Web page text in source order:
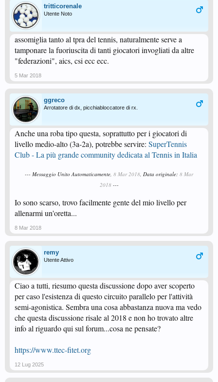
tritticorenale
Utente Noto
assomiglia tanto al tpra del tennis, naturalmente serve a
tamponare la fuoriuscita di tanti giocatori invogliati da altre
"federazioni", aics, csi ecc ecc.
5 Mar 2018
ggreco
Arrotatore di dx, picchiabloccatore di rx.
Anche una roba tipo questa, soprattutto per i giocatori di
livello medio-alto (3a-2a), potrebbe servire: SuperTennis
Club - La più grande community dedicata al Tennis in Italia
--- Messaggio Unito Automaticamente, 8 Mar 2018, Data originale: 8 Mar
2018---
Io sono scarso, trovo facilmente gente del mio livello per
allenarmi un'oretta...
8 Mar 2018
remy
Utente Attivo
Ciao a tutti, riesumo questa discussione dopo aver scoperto
per caso l'esistenza di questo circuito parallelo per l'attività
semi-agonistica. Sembra una cosa abbastanza nuova ma vedo
che questa discussione risale al 2018 e non ho trovato altre
info al riguardo qui sul forum...cosa ne pensate?
https://www.ttec-fitet.org
12 Lug 2025